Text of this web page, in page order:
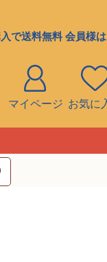
で送料無料 会員様
マイページ お気に